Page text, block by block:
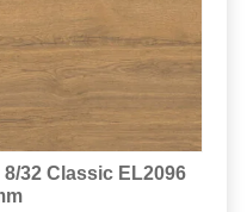
8/32 Classic EL2096